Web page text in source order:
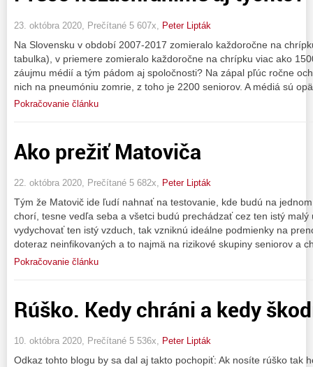
23. októbra 2020, Prečítané 5 607x, Peter Lipták
Na Slovensku v období 2007-2017 zomieralo každoročne na
tabulka), v priemere zomieralo každoročne na chrípku viac ako
záujmu médií a tým pádom aj spoločnosti? Na zápal pľúc ročne
nich na pneumóniu zomrie, z toho je 2200 seniorov. A médiá sú
Pokračovanie článku
Ako prežiť Matoviča
22. októbra 2020, Prečítané 5 682x, Peter Lipták
Tým že Matovič ide ľudí nahnať na testovanie, kde budú na
chorí, tesne vedľa seba a všetci budú prechádzať cez ten istý
vydychovať ten istý vzduch, tak vzniknú ideálne podmienky na
doteraz neinfikovaných a to najmä na rizikové skupiny seniorov a
Pokračovanie článku
Rúško. Kedy chráni a kedy
10. októbra 2020, Prečítané 5 536x, Peter Lipták
Odkaz tohto blogu by sa dal aj takto pochopiť: Ak nosíte rúško tak